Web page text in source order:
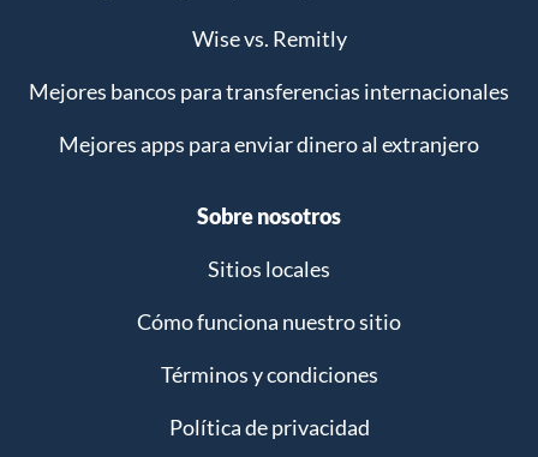
Wise vs. Remitly
Mejores bancos para transferencias internacionales
Mejores apps para enviar dinero al extranjero
Sobre nosotros
Sitios locales
Cómo funciona nuestro sitio
Términos y condiciones
Política de privacidad